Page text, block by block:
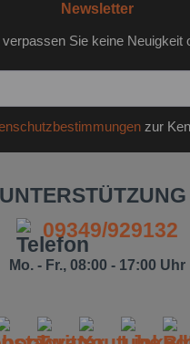
Newsletter
Sie keine
zur
09349/929132
Mo. - Fr., 08:00 - 17:00 Uhr